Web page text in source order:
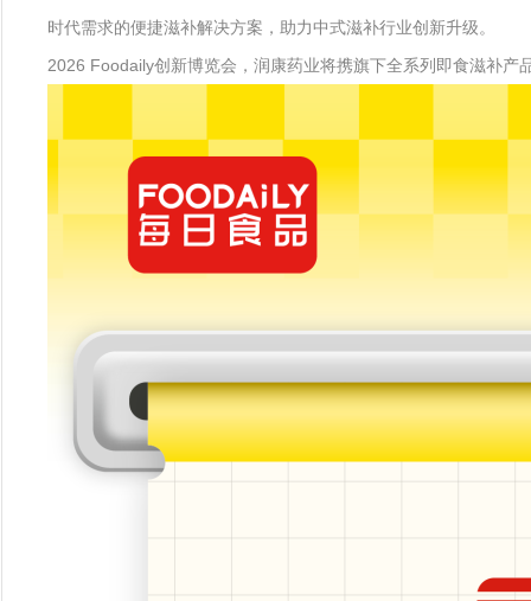
时代需求的便捷滋补解决方案，助力中式滋补行业创新升级。
2026 Foodaily创新博览会，润康药业将携旗下全系列即食滋补